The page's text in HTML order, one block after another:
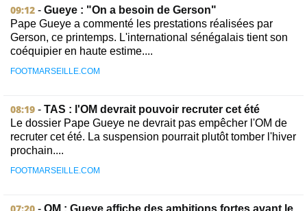
09:12 - Gueye : "On a besoin de Gerson"
Pape Gueye a commenté les prestations réalisées par
Gerson, ce printemps. L'international sénégalais tient son
coéquipier en haute estime....
FOOTMARSEILLE.COM
08:19 - TAS : l'OM devrait pouvoir recruter cet été
Le dossier Pape Gueye ne devrait pas empêcher l'OM de
recruter cet été. La suspension pourrait plutôt tomber l'hiver
prochain....
FOOTMARSEILLE.COM
- OM : Gueye affiche des ambitions fortes avant le